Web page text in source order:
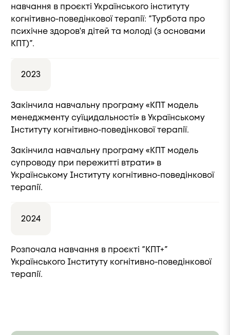
навчання в проєкті Українського інституту
когнітивно-поведінкової терапії: “Турбота про
психічне здоров'я дітей та молоді (з основами
КПТ)”.
2023
Закінчила навчальну програму «КПТ модель
менеджменту суїцидальності» в Українському
Інституту когнітивно-поведінкової терапії.
Закінчила навчальну програму «КПТ модель
супроводу при пережитті втрати» в
Українському Інституту когнітивно-поведінкової
терапії.
2024
Розпочала навчання в проєкті “КПТ+”
Українського Інституту когнітивно-поведінкової
терапії.